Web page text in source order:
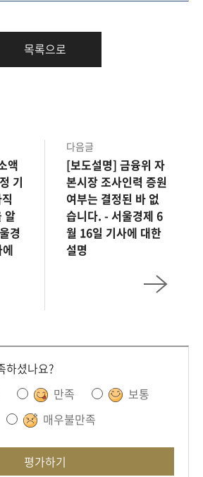
목록으로
액
기
알
경
다음글
[보도설명] 금융위 자
본시장 조사인력 증원
여부는 결정된 바 없
습니다. - 서울경제 6
월 16일 기사에 대한
설명
하셨나요?
만족
보통
매우불만족
평가하기